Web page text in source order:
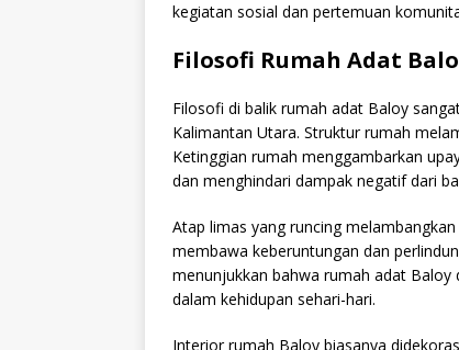
kegiatan sosial dan pertemuan
Filosofi Rumah Adat
Filosofi di balik rumah adat Baloy
Kalimantan Utara. Struktur rumah
Ketinggian rumah menggambarkan
dan menghindari dampak negatif dari
Atap limas yang runcing
membawa keberuntungan dan
menunjukkan bahwa rumah adat
dalam kehidupan sehari-hari.
Interior rumah Baloy biasanya